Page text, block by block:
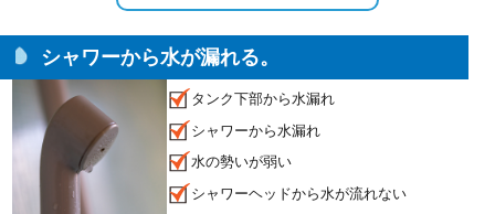
シャワーから水が漏れる。
タンク下部から水漏れ
シャワーから水漏れ
水の勢いが弱い
シャワーヘッドから水が流れない